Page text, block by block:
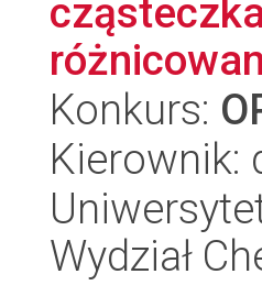
Konkurs:
Kierownik:
Wydział